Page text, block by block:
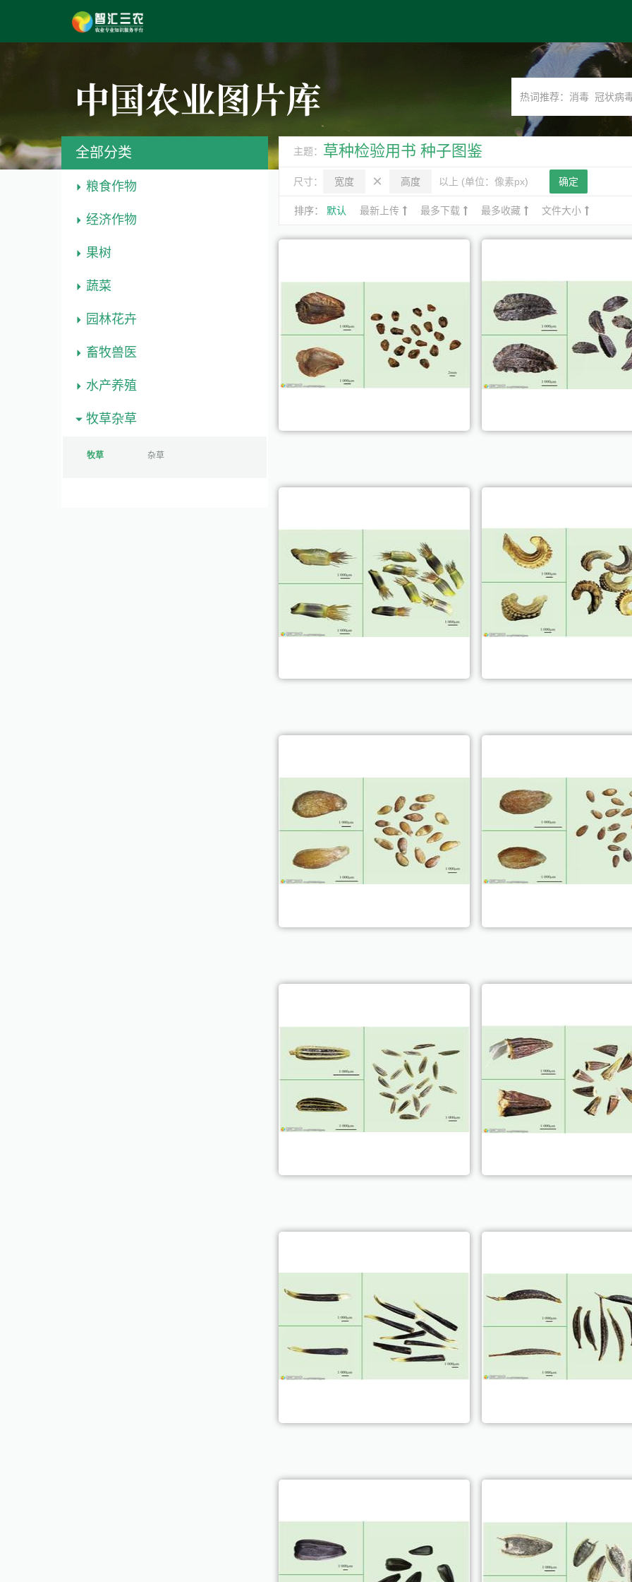
全部分类
粮食作物
经济作物
果树
蔬菜
园林花卉
畜牧兽医
水产养殖
牧草杂草
牧草 杂草
主题： 草种检验用书 种子图鉴
尺寸： × 以上 (单位：像素px) 确定
排序： 默认 最新上传 最多下载 最多收藏 文件大小